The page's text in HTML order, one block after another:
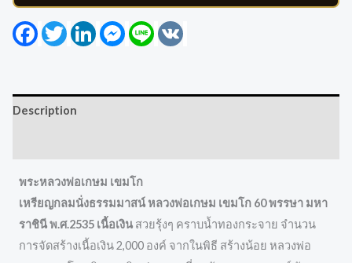
FacebookTwitterLinkedInMessenger
Line
Description
พระหลวงพ่อเกษม เขมโก
เหรียญกลมนั่งธรรมมาสน์ หลวงพ่อเกษม เขมโก 60 พรรษา มหา
ราชินี พ.ศ.2535 เนื้อเงิน สวยรุ้งๆ คราบน้ำทองกระจาย จำนวน
การจัดสร้างเนื้อเงิน 2,000 องค์ จากในพิธี สร้างน้อย หลวงพ่อ